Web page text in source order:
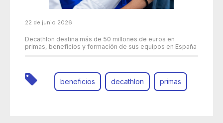
22 de junio 2026
Decathlon destina más de 50 millones de euros en
primas, beneficios y formación de sus equipos en España
beneficios decathlon primas